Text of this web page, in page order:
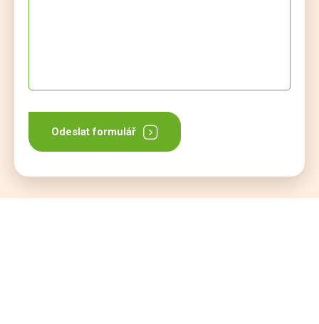
Odeslat formulář